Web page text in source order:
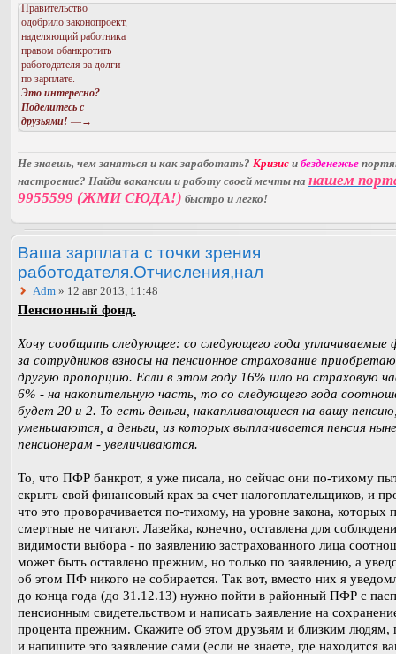
Правительство
одобрило законопроект,
наделяющий работника
правом обанкротить
работодателя за долги
по зарплате.
Это интересно?
Поделитесь с
друзьями! —→
Не знаешь, чем заняться и как заработать? Кризис и безденежье
настроение? Найди вакансии и работу своей мечты на нашем
9955599 (ЖМИ СЮДА!) быстро и легко!
Ваша зарплата с точки зрения
работодателя.Отчисления,нал
Adm » 12 авг 2013, 11:48
Пенсионный фонд.
Хочу сообщить следующее: со следующего года уплачиваемые
за сотрудников взносы на пенсионное страхование
другую пропорцию. Если в этом году 16% шло на страховую
6% - на накопительную часть, то со следующего года
будет 20 и 2. То есть деньги, накапливающиеся на вашу
уменьшаются, а деньги, из которых выплачивается пенсия
пенсионерам - увеличиваются.
То, что ПФР банкрот, я уже писала, но сейчас они по-тихому
скрыть свой финансовый крах за счет налогоплательщиков, и
что это проворачивается по-тихому, на уровне закона, которых
смертные не читают. Лазейка, конечно, оставлена для
видимости выбора - по заявлению застрахованного лица
может быть оставлено прежним, но только по заявлению, а
об этом ПФ никого не собирается. Так вот, вместо них я
до конца года (до 31.12.13) нужно пойти в районный ПФР с
пенсионным свидетельством и написать заявление на
процента прежним. Скажите об этом друзьям и близким людям,
и напишите это заявление сами (если не знаете, где находится